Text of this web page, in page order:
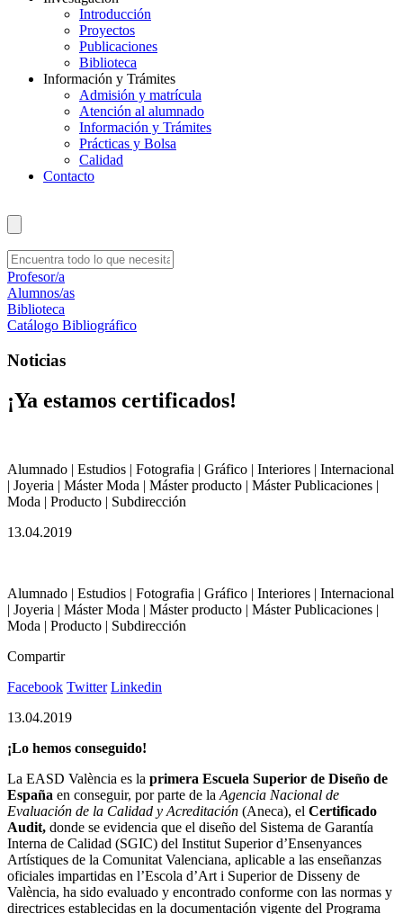
Introducción
Proyectos
Publicaciones
Biblioteca
Información y Trámites
Admisión y matrícula
Atención al alumnado
Información y Trámites
Prácticas y Bolsa
Calidad
Contacto
Profesor/a
Alumnos/as
Biblioteca
Catálogo Bibliográfico
Noticias
¡Ya estamos certificados!
Alumnado | Estudios | Fotografia | Gráfico | Interiores | Internacional
| Joyeria | Máster Moda | Máster producto | Máster Publicaciones |
Moda | Producto | Subdirección
13.04.2019
Alumnado | Estudios | Fotografia | Gráfico | Interiores | Internacional
| Joyeria | Máster Moda | Máster producto | Máster Publicaciones |
Moda | Producto | Subdirección
Compartir
Facebook Twitter Linkedin
13.04.2019
¡Lo hemos conseguido!
La EASD València es la primera Escuela Superior de Diseño de
España en conseguir, por parte de la Agencia Nacional de
Evaluación de la Calidad y Acreditación (Aneca), el Certificado
Audit, donde se evidencia que el diseño del Sistema de Garantía
Interna de Calidad (SGIC) del Institut Superior d’Ensenyances
Artístiques de la Comunitat Valenciana, aplicable a las enseñanzas
oficiales impartidas en l’Escola d’Art i Superior de Disseny de
València, ha sido evaluado y encontrado conforme con las normas y
directrices establecidas en la documentación vigente del Programa